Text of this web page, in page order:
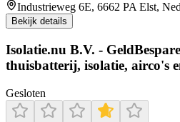
Industrieweg 6E, 6662 PA Elst,
Bekijk details
Isolatie.nu B.V. -
thuisbatterij, isolatie, airco's
Gesloten